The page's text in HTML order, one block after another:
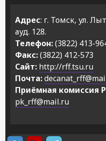
Адрес: г. Томск, ул.
ауд. 128.
Телефон:(3822) 413-
Факс:(3822) 412-573
Сайт: http://rff.tsu.ru
Почта:
Приёмная комиссия
pk_rff@mail.ru